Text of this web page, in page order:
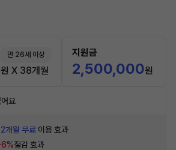
만 26세 이상
원 X 38개월
지원금
2,500,000원
요
2개월 무료 이용 효과
절감 효과